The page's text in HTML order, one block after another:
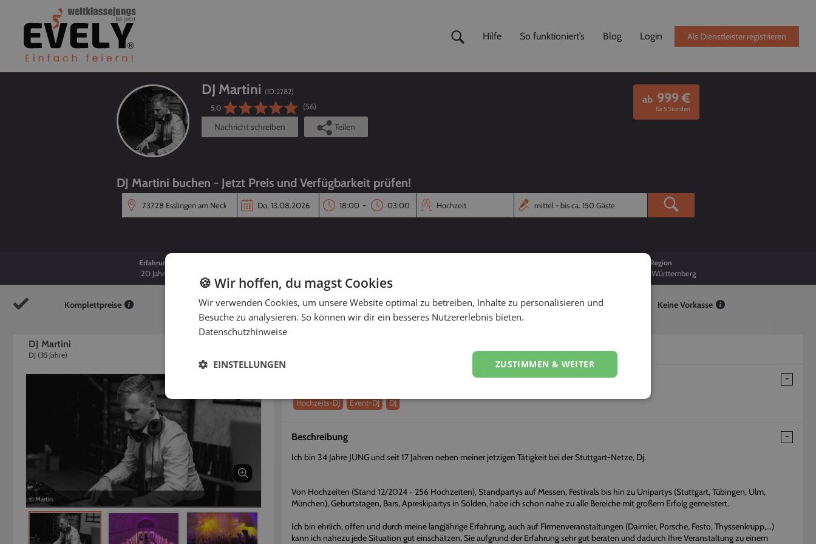
Hilfe So funktioniert’s Blog Login Als Dienstleister registrieren
DJ Martini (ID:2282)
5,0
(56)
Nachricht schreiben Teilen
ab 999€
für 5 Stunden
DJ Martini buchen - Jetzt Preis und Verfügbarkeit prüfen!
-
Erfahrung
20 Jahre
Region
Baden-Württemberg
Komplettpreise Sofort buchen Flexibel stornieren Keine Vorkasse
DJ Martini
DJ (35 Jahre)
© Martin
Erhalte einen persönlichen Eindruck vom Dienstleister
Hochzeits-DJ Event-DJ DJ
Beschreibung
Ich bin 34 Jahre JUNG und seit 17 Jahren neben meiner jetzigen Tätigkeit bei der Stuttgart-Netze, Dj.
Von Hochzeiten (Stand 12/2024 - 256 Hochzeiten), Standpartys auf Messen, Festivals bis hin zu Unipartys (Stuttgart, Tübingen, Ulm,
München), Geburtstagen, Bars, Apreskipartys in Sölden, habe ich schon nahe zu alle Bereiche mit großem Erfolg gemeistert.
Ich bin ehrlich, offen und durch meine langjährige Erfahrung, auch auf Firmenveranstaltungen (Daimler, Porsche, Festo, Thyssenkrupp,...)
kann ich nahezu jede Situation gut einschätzen, Sie aufgrund der Erfahrung sehr gut beraten und dadurch Ihre Veranstaltung zu einem
🍪 Wir hoffen, du magst Cookies
Wir verwenden Cookies, um unsere Website optimal zu betreiben, Inhalte zu personalisieren und
Besuche zu analysieren. So können wir dir ein besseres Nutzererlebnis bieten.
Datenschutzhinweise
ZUSTIMMEN & WEITER
EINSTELLUNGEN